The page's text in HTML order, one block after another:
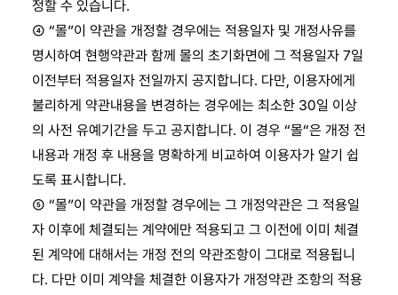
정할 수 있습니다.
④ “몰”이 약관을 개정할 경우에는 적용일자 및 개정사유를
명시하여 현행약관과 함께 몰의 초기화면에 그 적용일자 7일
이전부터 적용일자 전일까지 공지합니다. 다만, 이용자에게
불리하게 약관내용을 변경하는 경우에는 최소한 30일 이상
의 사전 유예기간을 두고 공지합니다. 이 경우 “몰“은 개정 전
내용과 개정 후 내용을 명확하게 비교하여 이용자가 알기 쉽
도록 표시합니다.
⑤ “몰”이 약관을 개정할 경우에는 그 개정약관은 그 적용일
자 이후에 체결되는 계약에만 적용되고 그 이전에 이미 체결
된 계약에 대해서는 개정 전의 약관조항이 그대로 적용됩니
다. 다만 이미 계약을 체결한 이용자가 개정약관 조항의 적용